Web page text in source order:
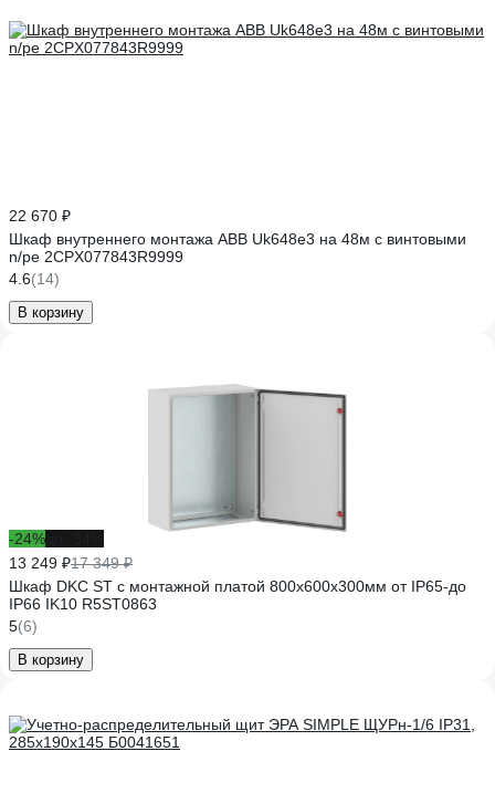
22 670 ₽
Шкаф внутреннего монтажа ABB Uk648e3 на 48м с винтовыми
n/pe 2CPX077843R9999
4.6(14)
В корзину
-24%
13 249 ₽17 349 ₽
Шкаф DKC ST с монтажной платой 800х600х300мм от IP65-до
IP66 IK10 R5ST0863
5(6)
В корзину